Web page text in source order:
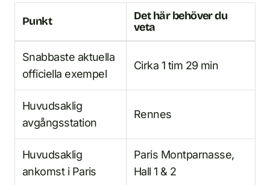
Punkt
Det här behöver du
veta
Snabbaste aktuella
officiella exempel
Cirka 1 tim 29 min
Huvudsaklig
avgångsstation
Rennes
Huvudsaklig
ankomst i Paris
Paris Montparnasse,
Hall 1 & 2